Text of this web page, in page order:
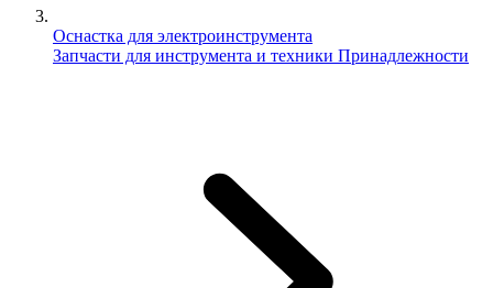
Оснастка для электроинструмента
Запчасти для инструмента и техники Принадлежности